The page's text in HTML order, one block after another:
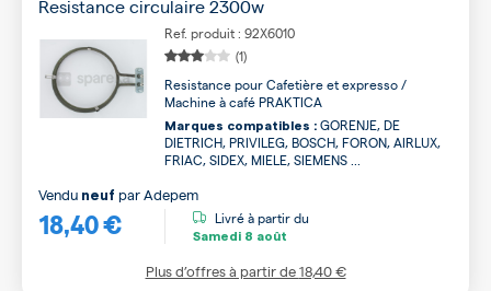
Resistance circulaire 2300w
Ref. produit : 92X6010
(1)
Resistance pour Cafetière et expresso /
Machine à café PRAKTICA
Marques compatibles : GORENJE, DE
DIETRICH, PRIVILEG, BOSCH, FORON, AIRLUX,
FRIAC, SIDEX, MIELE, SIEMENS ...
18,40 €
Vendu neuf parAdepem
Livré à partir du
Samedi 8 août
Plus d’offres à partir de18,40 €